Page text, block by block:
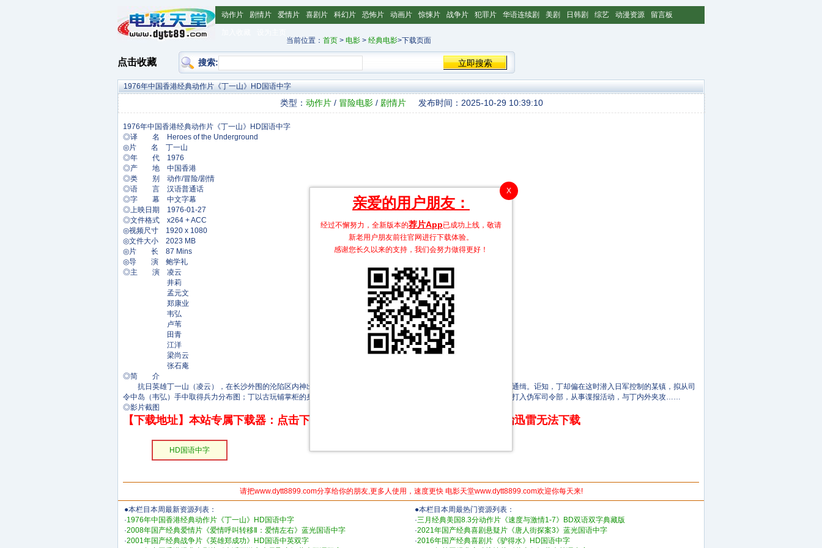
动作片 剧情片 爱情片 喜剧片 科幻片 恐怖片 动画片 惊悚片 战争片 犯罪片 华语连续剧 美剧 日韩剧 综艺 动漫资源 留言板
当前位置： 首页 > 电影 > 经典电影>下载页面
点击收藏 搜索:
1976年中国香港经典动作片《丁一山》HD国语中字
类型： 动作片 / 冒险电影 / 剧情片 发布时间：2025-10-29 10:39:10
◎译 名 Heroes of the Underground
◎片 名 丁一山
◎年 代 1976
◎产 地 中国香港
◎类 别 动作/冒险/剧情
◎语 言 汉语普通话
◎字 幕 中文字幕
◎上映日期 1976-01-27
◎文件格式 x264 + ACC
◎视频尺寸 1920 x 1080
◎文件大小 2023 MB
◎片 长 87 Mins
◎导 演 鲍学礼
◎主 演 凌云
井莉
孟元文
郑康业
韦弘
卢苇
田青
江洋
梁尚云
张石庵
◎简 介
抗日英雄丁一山（凌云），在长沙外围的沦陷区内神出鬼没，给予日军沉重打击，日军除派大批兵力搜捕外，尚悬赏通缉。讵知，丁却偏在这时潜入日军控制的某镇，拟从司
令中岛（韦弘）手中取得兵力分布图；丁以古玩铺掌柜的身份出现，跟一众爱国志士协议计划。另，特务王玲（井莉）已打入伪军司令部，从事谍报活动，与丁内外夹攻……
◎影片截图
【下载地址】本站专属下载器：点击下方链接 即可享受高速下载和在线播放 专治迅雷无法下载
HD国语中字
请把www.dytt8899.com分享给你的朋友,更多人使用，速度更快 电影天堂www.dytt8899.com欢迎你每天来!
●本栏目本周最新资源列表：
·1976年中国香港经典动作片《丁一山》HD国语中字
·2008年国产经典爱情片《爱情呼叫转移Ⅱ：爱情左右》蓝光国语中字
·2001年国产经典战争片《英雄郑成功》HD国语中英双字
●本栏目本周最热门资源列表：
·三月经典美国8.3分动作片《速度与激情1-7》BD双语双字典藏版
·2021年国产经典喜剧悬疑片《唐人街探案3》蓝光国语中字
·2016年国产经典喜剧片《驴得水》HD国语中字
X
亲爱的用户朋友：
经过不懈努力，全新版本的荐片App已成功上线，敬请
新老用户朋友前往官网进行下载体验。
感谢您长久以来的支持，我们会努力做得更好！